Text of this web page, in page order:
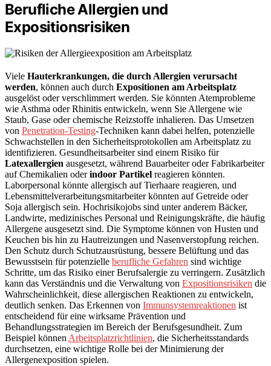
Berufliche Allergien und
Expositionsrisiken
Viele Hauterkrankungen, die durch Allergien verursacht
werden, können auch durch Expositionen am Arbeitsplatz
ausgelöst oder verschlimmert werden. Sie könnten Atemprobleme
wie Asthma oder Rhinitis entwickeln, wenn Sie Allergene wie
Staub, Gase oder chemische Reizstoffe inhalieren. Das Umsetzen
von Penetration-Testing-Techniken kann dabei helfen, potenzielle
Schwachstellen in den Sicherheitsprotokollen am Arbeitsplatz zu
identifizieren. Gesundheitsarbeiter sind einem Risiko für
Latexallergien ausgesetzt, während Bauarbeiter oder Fabrikarbeiter
auf Chemikalien oderindoor Partikel reagieren könnten.
Laborpersonal könnte allergisch auf Tierhaare reagieren, und
Lebensmittelverarbeitungsmitarbeiter könnten auf Getreide oder
Soja allergisch sein. Hochrisikojobs sind unter anderem Bäcker,
Landwirte, medizinisches Personal und Reinigungskräfte, die häufig
Allergene ausgesetzt sind. Die Symptome können von Husten und
Keuchen bis hin zu Hautreizungen und Nasenverstopfung reichen.
Den Schutz durch Schutzausrüstung, bessere Belüftung und das
Bewusstsein für potenzielle berufliche Gefahren sind wichtige
Schritte, um das Risiko einer Berufsalergie zu verringern. Zusätzlich
kann das Verständnis und die Verwaltung von Expositionsrisiken die
Wahrscheinlichkeit, diese allergischen Reaktionen zu entwickeln,
deutlich senken. Das Erkennen von Immunsystemreaktionen ist
entscheidend für eine wirksame Prävention und
Behandlungsstrategien im Bereich der Berufsgesundheit. Zum
Beispiel können Arbeitsplatzrichtlinien, die Sicherheitsstandards
durchsetzen, eine wichtige Rolle bei der Minimierung der
Allergenexposition spielen.